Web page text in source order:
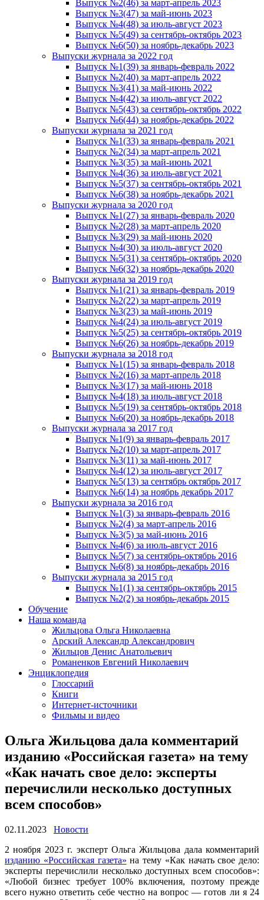
Выпуск №2(46) за март-апрель 2023
Выпуск №3(47) за май-июнь 2023
Выпуск №4(48) за июль-август 2023
Выпуск №5(49) за сентябрь-октябрь 2023
Выпуск №6(50) за ноябрь-декабрь 2023
Выпуски журнала за 2022 год
Выпуск №1(39) за январь-февраль 2022
Выпуск №2(40) за март-апрель 2022
Выпуск №3(41) за май-июнь 2022
Выпуск №4(42) за июль-август 2022
Выпуск №5(43) за сентябрь-октябрь 2022
Выпуск №6(44) за ноябрь-декабрь 2022
Выпуски журнала за 2021 год
Выпуск №1(33) за январь-февраль 2021
Выпуск №2(34) за март-апрель 2021
Выпуск №3(35) за май-июнь 2021
Выпуск №4(36) за июль-август 2021
Выпуск №5(37) за сентябрь-октябрь 2021
Выпуск №6(38) за ноябрь-декабрь 2021
Выпуски журнала за 2020 год
Выпуск №1(27) за январь-февраль 2020
Выпуск №2(28) за март-апрель 2020
Выпуск №3(29) за май-июнь 2020
Выпуск №4(30) за июль-август 2020
Выпуск №5(31) за сентябрь-октябрь 2020
Выпуск №6(32) за ноябрь-декабрь 2020
Выпуски журнала за 2019 год
Выпуск №1(21) за январь-февраль 2019
Выпуск №2(22) за март-апрель 2019
Выпуск №3(23) за май-июнь 2019
Выпуск №4(24) за июль-август 2019
Выпуск №5(25) за сентябрь-октябрь 2019
Выпуск №6(26) за ноябрь-декабрь 2019
Выпуски журнала за 2018 год
Выпуск №1(15) за январь-февраль 2018
Выпуск №2(16) за март-апрель 2018
Выпуск №3(17) за май-июнь 2018
Выпуск №4(18) за июль-август 2018
Выпуск №5(19) за сентябрь-октябрь 2018
Выпуск №6(20) за ноябрь-декабрь 2018
Выпуски журнала за 2017 год
Выпуск №1(9) за январь-февраль 2017
Выпуск №2(10) за март-апрель 2017
Выпуск №3(11) за май-июнь 2017
Выпуск №4(12) за июль-август 2017
Выпуск №5(13) за сентябрь октябрь 2017
Выпуск №6(14) за ноябрь декабрь 2017
Выпуски журнала за 2016 год
Выпуск №1(3) за январь-февраль 2016
Выпуск №2(4) за март-апрель 2016
Выпуск №3(5) за май-июнь 2016
Выпуск №4(6) за июль-август 2016
Выпуск №5(7) за сентябрь-октябрь 2016
Выпуск №6(8) за ноябрь-декабрь 2016
Выпуски журнала за 2015 год
Выпуск №1(1) за сентябрь-октябрь 2015
Выпуск №2(2) за ноябрь-декабрь 2015
Обучение
Наша команда
Жильцова Ольга Николаевна
Арский Александр Александрович
Жильцов Денис Анатольевич
Романенков Евгений Николаевич
Энциклопедия
Глоссарий
Книги
Интернет-источники
Фильмы и видео
Ольга Жильцова дала комментарий
изданию «Российская газета» на тему
«Как начать свое дело: эксперты
перечислили несколько доступных
всем способов»
02.11.2023
Новости
2 ноября 2023 г. эксперт Ольга Жильцова дала комментарий
изданию «Российская газета» на тему «Как начать свое дело:
эксперты перечислили несколько доступных всем способов»:
«Любой бизнес требует 100% включения, поэтому прежде
всего нужно ответить себе честно на вопрос — готов ли я 24